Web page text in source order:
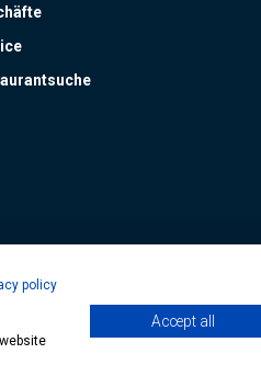
policy
Accept all
Designed byMediaGum|Cookie